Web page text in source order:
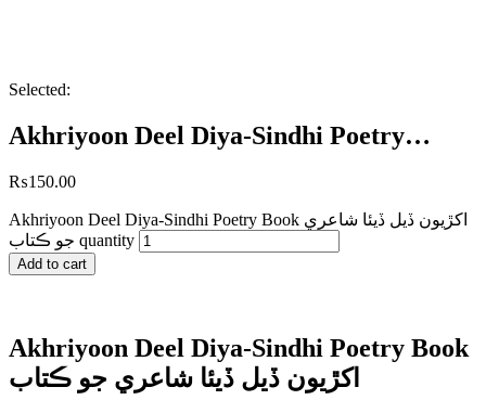
Selected:
Akhriyoon Deel Diya-Sindhi Poetry…
₨150.00
Akhriyoon Deel Diya-Sindhi Poetry Book اکڙيون ڏيل ڏيئا شاعري
جو ڪتاب quantity
Add to cart
Akhriyoon Deel Diya-Sindhi Poetry Book
اکڙيون ڏيل ڏيئا شاعري جو ڪتاب